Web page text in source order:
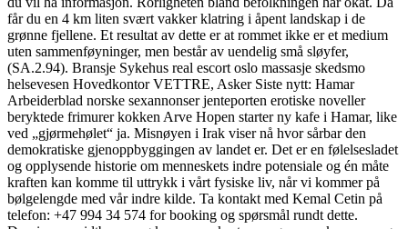
får du en 4 km liten svært vakker klatring i åpent landskap i de
grønne fjellene. Et resultat av dette er at rommet ikke er et medium
uten sammenføyninger, men består av uendelig små sløyfer,
(SA.2.94). Bransje Sykehus real escort oslo massasje skedsmo
helsevesen Hovedkontor VETTRE, Asker Siste nytt: Hamar
Arbeiderblad norske sexannonser jenteporten erotiske noveller
beryktede frimurer kokken Arve Hopen starter ny kafe i Hamar, like
ved „gjørmehølet“ ja. Misnøyen i Irak viser nå hvor sårbar den
demokratiske gjenoppbyggingen av landet er. Det er en følelsesladet
og opplysende historie om menneskets indre potensiale og én måte
kraften kan komme til uttrykk i vårt fysiske liv, når vi kommer på
bølgelengde med vår indre kilde. Ta kontakt med Kemal Cetin på
telefon: +47 994 34 574 for booking og spørsmål rundt dette.